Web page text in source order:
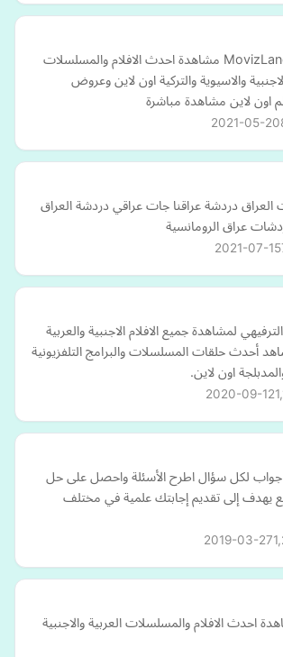
موقع موفيز لاند MovizLand مشاهدة احدث الافلام والمسلسلات
والاسيوية والتركية اون لاين وعروض
اون لاين مشاهدة مباشرة
2021-05-20
دردشة عراقنا جات عراقي دردشة العراق
عراق الرومانسية
2021-07-15
لمشاهدة جميع الافلام الاجنبية والعربية
أحدث حلقات المسلسلات والبرامج التلفزيونية
اون لاين.
2020-09-12
جواب لكل سؤال اطرح الأسئلة واحصل على حل
يهدف إلى تقديم إجابتك علمية في مختلف
2019-03-27
احدث الافلام والمسلسلات العربية والاجنبية